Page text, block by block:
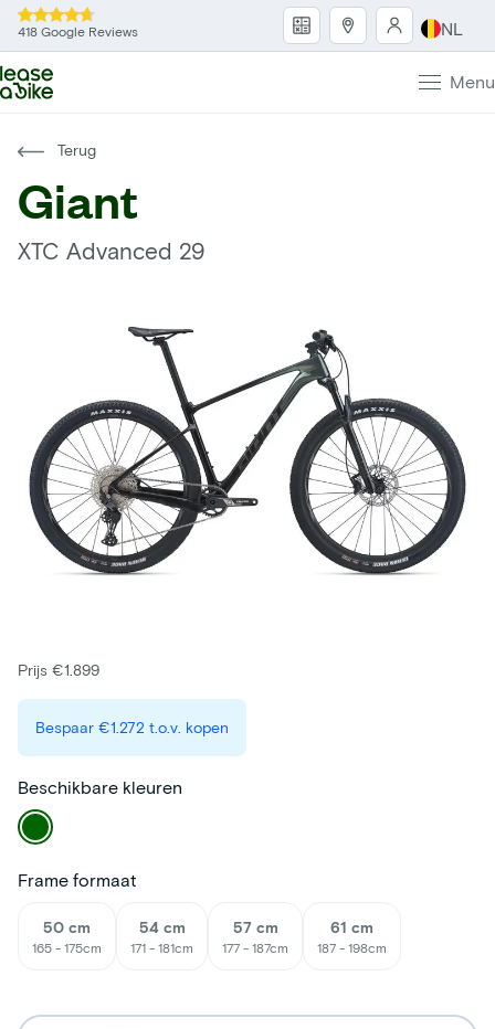
418 Google Reviews NL
Menu
Terug
Giant
XTC Advanced 29
Prijs €1.899
Bespaar €1.272 t.o.v. kopen
Beschikbare kleuren
Frame formaat
50 cm
165 - 175cm
54 cm
171 - 181cm
57 cm
177 - 187cm
61 cm
187 - 198cm